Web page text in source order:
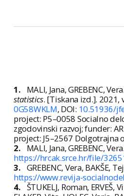
1. MALI, Jana, GREBENC,
statistics. [Tiskana izd.]. 2021,
0G58WKLM, DOI: 10.51936/
project: P5–0058 Socialno
zgodovinski razvoj; funder:
project: J5–2567 Dolgotrajna
2.
MALI, Jana, GREBENC,
https://hrcak.srce.hr/file/
3. GREBENC, Vera, BAKŠE,
https://www.revija-
4. ŠTUKELJ, Roman, ERVEŠ,